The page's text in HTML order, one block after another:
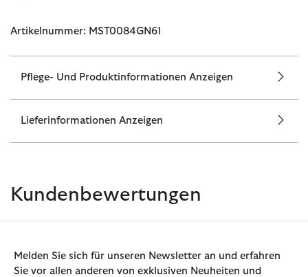
Artikelnummer: MST0084GN61
Pflege- Und Produktinformationen Anzeigen
Lieferinformationen Anzeigen
Kundenbewertungen
Melden Sie sich für unseren Newsletter an und erfahren
Sie vor allen anderen von exklusiven Neuheiten und